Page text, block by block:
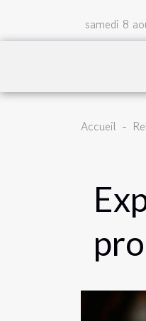
samedi 8
Accueil